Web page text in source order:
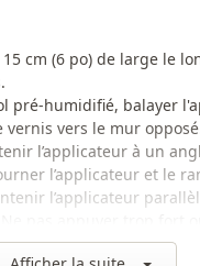
cm (6 po) de large le
pré-humidifié, balayer
vers le mur
l’applicateur à un
l’applicateur et le
l’applicateur